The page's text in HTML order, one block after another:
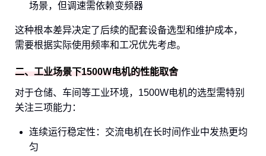
场景，但调速需依赖变频器
这种根本差异决定了后续的配套设备选型和维护成本，
需要根据实际使用频率和工况优先考虑。
二、工业场景下1500W电机的性能取舍
对于仓储、车间等工业环境，1500W电机的选型需特别
关注三项能力：
连续运行稳定性：交流电机在长时间作业中发热更均
匀